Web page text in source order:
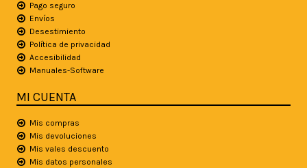
Pago seguro
Envíos
Desestimiento
Política de privacidad
Accesibilidad
Manuales-Software
MI CUENTA
Mis compras
Mis devoluciones
Mis vales descuento
Mis datos personales